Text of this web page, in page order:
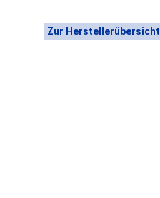
Zur Herstellerübersicht